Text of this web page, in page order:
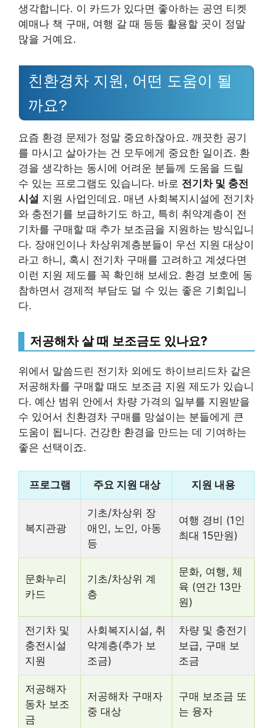
생각합니다. 이 카드가 있다면 좋아하는 공연 티켓
예매나 책 구매, 여행 갈 때 등등 활용할 곳이 정말
많을 거예요.
친환경차 지원, 어떤 도움이 될
까요?
요즘 환경 문제가 정말 중요하잖아요. 깨끗한 공기
를 마시고 살아가는 건 모두에게 중요한 일이죠. 환
경을 생각하는 동시에 어려운 분들께 도움을 드릴
수 있는 프로그램도 있습니다. 바로 전기차 및 충전
시설 지원 사업인데요. 매년 사회복지시설에 전기차
와 충전기를 보급하기도 하고, 특히 취약계층이 전
기차를 구매할 때 추가 보조금을 지원하는 방식입니
다. 장애인이나 차상위계층분들이 우선 지원 대상이
라고 하니, 혹시 전기차 구매를 고려하고 계셨다면
이런 지원 제도를 꼭 확인해 보세요. 환경 보호에 동
참하면서 경제적 부담도 덜 수 있는 좋은 기회입니
다.
저공해차 살 때 보조금도 있나요?
위에서 말씀드린 전기차 외에도 하이브리드차 같은
저공해차를 구매할 때도 보조금 지원 제도가 있습니
다. 예산 범위 안에서 차량 가격의 일부를 지원받을
수 있어서 친환경차 구매를 망설이는 분들에게 큰
도움이 됩니다. 건강한 환경을 만드는 데 기여하는
좋은 선택이죠.
프로그램 주요 지원 대상 지원 내용
복지관광
기초/차상위 장
애인, 노인, 아동
등
여행 경비 (1인
최대 15만원)
문화누리
카드
기초/차상위 계
층
문화, 여행, 체
육 (연간 13만
원)
전기차 및
충전시설
지원
사회복지시설, 취
약계층(추가 보
조금)
차량 및 충전기
보급, 구매 보
조금
저공해자
동차 보조
금
저공해차 구매자
중 대상
구매 보조금 또
는 융자